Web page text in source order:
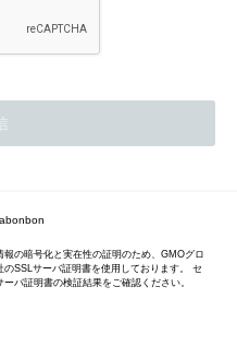
報の暗号化と実在性の証明のため、GMOグロ
のSSLサーバ証明書を使用しております。 セ
バ証明書の検証結果をご確認ください。